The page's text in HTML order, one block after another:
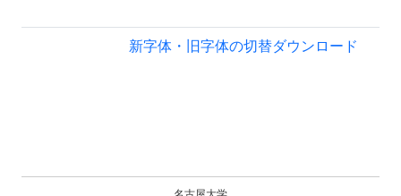
新字体・旧字体の切替ダウンロード